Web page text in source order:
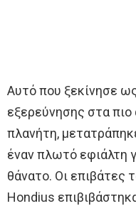
Αυτό που ξεκίνησε
εξερεύνησης στα
πλανήτη,
έναν πλωτό εφιάλτη
θάνατο. Οι επιβάτες
Hondius